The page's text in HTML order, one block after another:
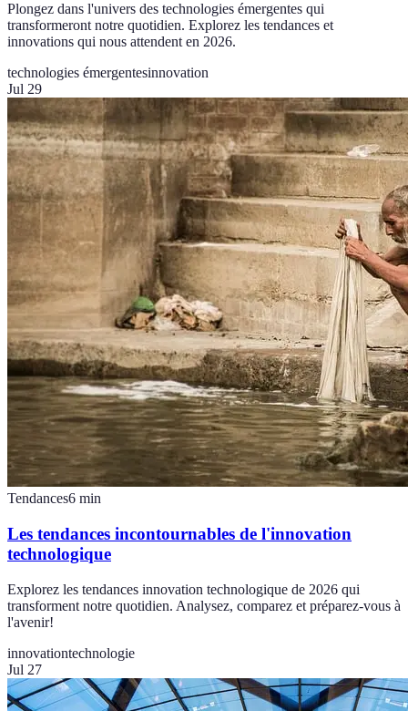
Plongez dans l'univers des technologies émergentes qui
transformeront notre quotidien. Explorez les tendances et
innovations qui nous attendent en 2026.
technologies émergentesinnovation
Jul 29
Tendances6 min
Les tendances incontournables de l'innovation
technologique
Explorez les tendances innovation technologique de 2026 qui
transforment notre quotidien. Analysez, comparez et préparez-vous à
l'avenir!
innovationtechnologie
Jul 27